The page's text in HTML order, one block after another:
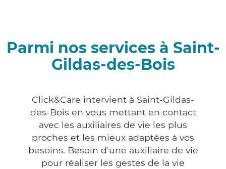
Parmi nos services à Saint-
Gildas-des-Bois
Click&Care intervient à Saint-Gildas-
des-Bois en vous mettant en contact
avec les auxiliaires de vie les plus
proches et les mieux adaptées à vos
besoins. Besoin d'une auxiliaire de vie
pour réaliser les gestes de la vie